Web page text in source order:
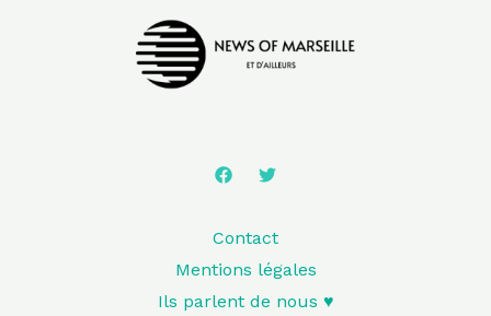
Contact
Mentions légales
Ils parlent de nous ♥️